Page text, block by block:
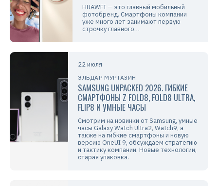
HUAWEI — это главный мобильный
фотобренд. Смартфоны компании
уже много лет занимают первую
строчку главного…
22 июля
ЭЛЬДАР МУРТАЗИН
SAMSUNG UNPACKED 2026. ГИБКИЕ
СМАРТФОНЫ Z FOLD8, FOLD8 ULTRA,
FLIP8 И УМНЫЕ ЧАСЫ
Смотрим на новинки от Samsung, умные
часы Galaxy Watch Ultra2, Watch9, а
также на гибкие смартфоны и новую
версию OneUI 9, обсуждаем стратегию
и тактику компании. Новые технологии,
старая упаковка.